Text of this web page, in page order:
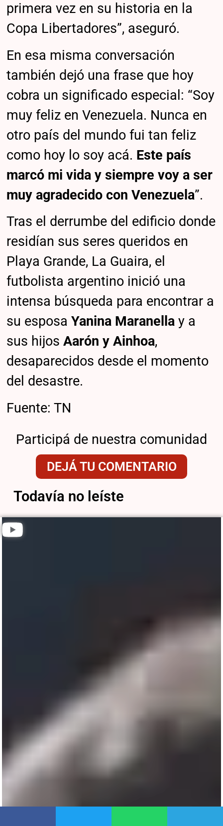
primera vez en su historia en la
Copa Libertadores”, aseguró.
En esa misma conversación
también dejó una frase que hoy
cobra un significado especial: “Soy
muy feliz en Venezuela. Nunca en
otro país del mundo fui tan feliz
como hoy lo soy acá. Este país
marcó mi vida y siempre voy a ser
muy agradecido con Venezuela”.
Tras el derrumbe del edificio donde
residían sus seres queridos en
Playa Grande, La Guaira, el
futbolista argentino inició una
intensa búsqueda para encontrar a
su esposaYanina Maranella y a
sus hijosAarón y Ainhoa,
desaparecidos desde el momento
del desastre.
Fuente: TN
Participá de nuestra comunidad
DEJÁ TU COMENTARIO
Todavía no leíste